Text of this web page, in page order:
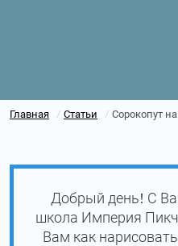
Главная / Статьи / Сорокопут
Добрый день! С
школа Империя
Вам как